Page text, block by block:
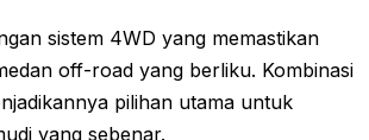
sistem 4WD yang memastikan
off-road yang berliku. Kombinasi
pilihan utama untuk
yang sebenar.